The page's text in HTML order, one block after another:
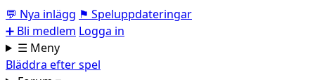
💬 Nya inlägg ⚑ Speluppdateringar
➕ Bli medlem Logga in
☰ Meny
Bläddra efter spel